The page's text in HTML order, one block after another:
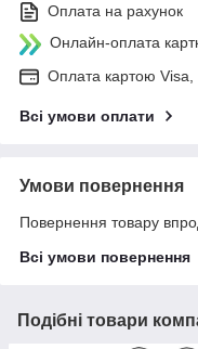
Оплата на рахунок
Онлайн-оплата
Оплата картою
Всі умови оплати
Умови повернення
Повернення товару
Всі умови повернення
Подібні товари